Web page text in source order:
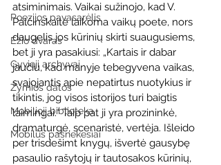
Poezijos pavasarėlis
Ežio dvaras
Gyvieji archyvai
Žymios datos
Mobilioji biblioteka
Mobilūs pašnekesiai
atsiminimais. Vaikai sužinojo, kad V.
Palčinskaitė laikoma vaikų poete, nors
daugelis jos kūrinių skirti suaugusiems,
bet ji yra pasakiusi: „Kartais ir dabar
jaučiu, kad manyje tebegyvena vaikas,
svajojantis apie nepatirtus nuotykius ir
tikintis, jog visos istorijos turi baigtis
laimingai.“ Taip pat ji yra prozininkė,
dramaturgė, scenaristė, vertėja. Išleido
per trisdešimt knygų, išvertė gausybę
pasaulio rašytojų ir tautosakos kūrinių,